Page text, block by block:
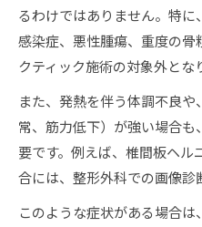
るわけではありません。特に
感染症、悪性腫瘍、重度の
クティック施術の対象外とな
また、発熱を伴う体調不良
常、筋力低下）が強い場合
要です。例えば、椎間板ヘ
合には、整形外科での画像診
このような症状がある場合